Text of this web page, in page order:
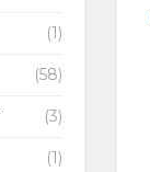
(1)
(58)
(3)
(1)